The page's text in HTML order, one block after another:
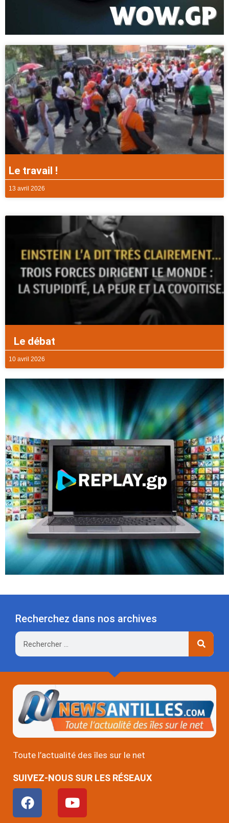
Le travail !
13 avril 2026
Le débat
10 avril 2026
Recherchez dans nos archives
Rechercher
Toute l’actualité des îles sur le net
SUIVEZ-NOUS SUR LES RÉSEAUX
F
a
Y
o